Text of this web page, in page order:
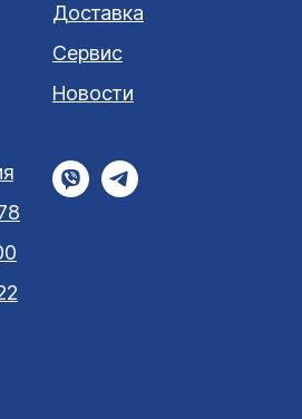
Доставка
Сервис
Новости